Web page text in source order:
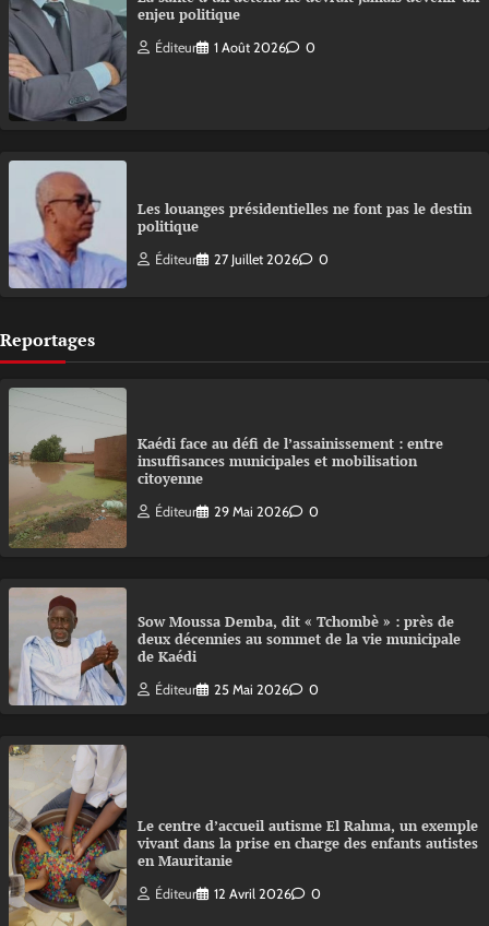
enjeu politique
Éditeur 1 Août 2026 0
Les louanges présidentielles ne font pas le destin
politique
Éditeur 27 Juillet 2026 0
Reportages
Kaédi face au défi de l’assainissement : entre
insuffisances municipales et mobilisation
citoyenne
Éditeur 29 Mai 2026 0
Sow Moussa Demba, dit « Tchombè » : près de
deux décennies au sommet de la vie municipale
de Kaédi
Éditeur 25 Mai 2026 0
Le centre d’accueil autisme El Rahma, un exemple
vivant dans la prise en charge des enfants autistes
en Mauritanie
Éditeur 12 Avril 2026 0